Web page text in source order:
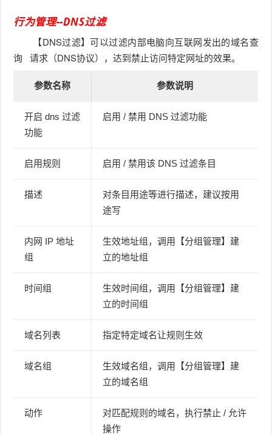
行为管理--DNS过滤
【DNS过滤】可以过滤内部电脑向互联网发出的域名查
询
请求（DNS协议），达到禁止访问特定网址的效果。
参数名称 参数说明
开启 dns 过滤
功能
启用 / 禁用 DNS 过滤功能
启用规则 启用 / 禁用该 DNS 过滤条目
描述
对条目用途等进行描述，建议按用
途写
内网 IP 地址
组
生效地址组，调用【分组管理】建
立的地址组
时间组
生效时间组，调用【分组管理】建
立的时间组
域名列表 指定特定域名让规则生效
域名组
生效域名组，调用【分组管理】建
立的域名组
动作
对匹配规则的域名，执行禁止 / 允许
操作